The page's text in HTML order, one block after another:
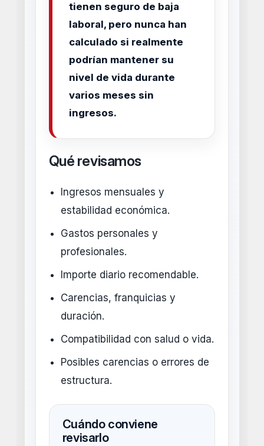
tienen seguro de baja
laboral, pero nunca han
calculado si realmente
podrían mantener su
nivel de vida durante
varios meses sin
ingresos.
Qué revisamos
Ingresos mensuales y
estabilidad económica.
Gastos personales y
profesionales.
Importe diario recomendable.
Carencias, franquicias y
duración.
Compatibilidad con salud o vida.
Posibles carencias o errores de
estructura.
Cuándo conviene
revisarlo